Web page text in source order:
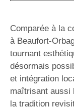
Comparée à la
à Beaufort-
tournant
désormais
et intégration
maîtrisant aussi
la tradition